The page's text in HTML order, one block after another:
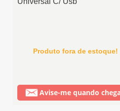
Produto fora de estoque!
Avise-me quando